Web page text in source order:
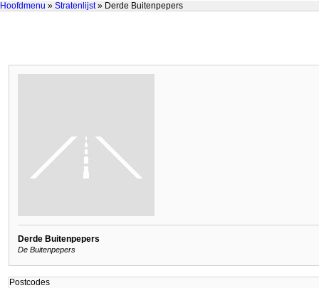
Hoofdmenu » Stratenlijst» Derde Buitenpepers
Derde Buitenpepers
De Buitenpepers
Postcodes